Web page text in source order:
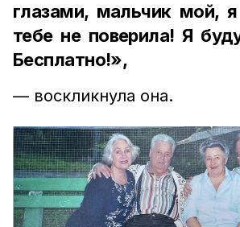
глазами, мальчик мой,
тебе не поверила! Я
Бесплатно!»,
— воскликнула она.